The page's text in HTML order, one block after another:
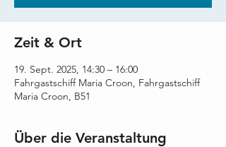
Zeit & Ort
19. Sept. 2025, 14:30 – 16:00
Fahrgastschiff Maria Croon, Fahrgastschiff
Maria Croon, B51
Über die Veranstaltung